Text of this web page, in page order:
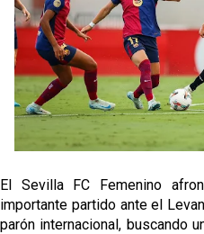
Los posibles herederos
marcha de Juanlu
Joan Jordán podría
destino este lunes
El Sevilla FC Femenino
semifinales
IDV reclama dinero al
El Sevilla FC Femenino
importante partido ante el
parón internacional, buscando